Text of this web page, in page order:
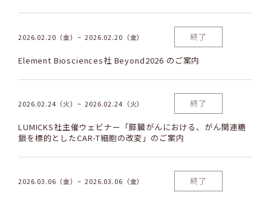
2026.02.20（金） 2026.02.20（金） 終了
Element Biosciences社 Beyond2026 のご案内
2026.02.24（火） 2026.02.24（火） 終了
LUMICKS社主催ウェビナー「膵臓がんにおける、がん関連糖
鎖を標的としたCAR-T細胞の改変」のご案内
2026.03.06（金） 2026.03.06（金） 終了